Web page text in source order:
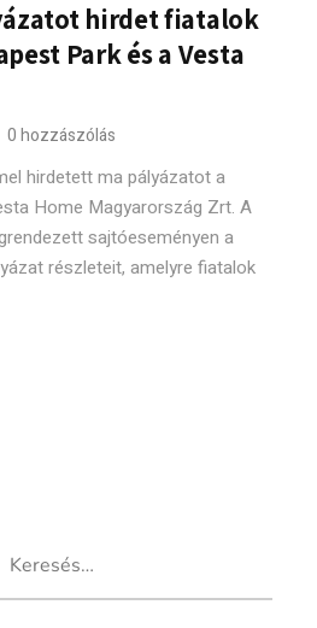
hirdet fiatalok
Park és a Vesta
0 hozzászólás
hirdetett ma pályázatot a
Home Magyarország Zrt. A
sajtóeseményen a
részleteit, amelyre fiatalok